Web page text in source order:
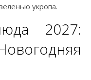
укропа.
2027: